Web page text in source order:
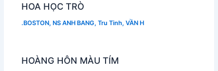
HOA HỌC TRÒ
.BOSTON, NS ANH BANG,Tru Tinh,VẦN H
HOÀNG HÔN MÀU TÍM